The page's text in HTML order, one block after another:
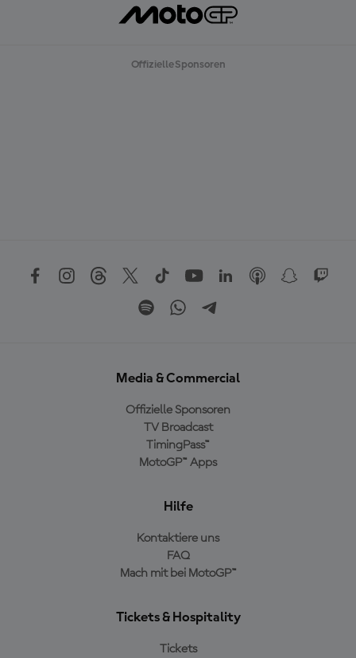
Offizielle Sponsoren
Media & Commercial
Offizielle Sponsoren
TV Broadcast
TimingPass™
MotoGP™ Apps
Hilfe
Kontaktiere uns
FAQ
Mach mit bei MotoGP™
Tickets & Hospitality
Tickets